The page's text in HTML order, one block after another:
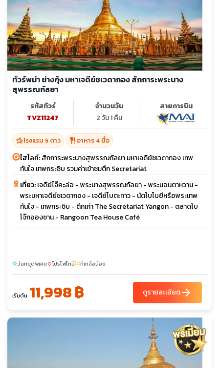
ทัวร์พม่า ย่างกุ้ง มหาเจดีย์ชเวดากอง สักการะพระนาง
สุพรรณกัลยา
รหัสทัวร์
TVZ11247
จำนวนวัน
2 วัน 1 คืน
สายการบิน
hotel_classโรงแรม 5 ดาว restaurant อาหาร 4 มื้อ
ไฮไลท์:สักการะพระนางสุพรรณกัลยา มหาเจดีย์ชเวดากอง เทพ
ทันใจ เทพกระซิบ รวมค่าเข้าชมตึก Secretariat
เที่ยว:เจดีย์ไจ๊คะล่อ - พระนางสุพรรณกัลยา - พระนอนตาหวาน -
พระมหาเจดีย์ชเวดากอง - เจดีย์โบตะทาว - นัตโบโบยีหรือพระเทพ
ทันใจ - เทพกระซิบ - ตึกเก่า The Secretariat Yangon - ตลาดโบ
โจ๊กอองซาน - Rangoon Tea House Café
sunnyวันหยุดพิเศษlocal_fire_departmentโปรไฟไหม้confirmation_numberที่เหลือน้อย
เริ่มต้น 11,998 ฿ ดูรายละเอียดarrow_forward